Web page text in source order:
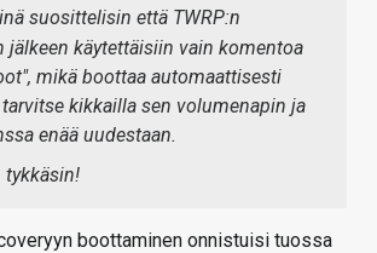
suosittelisin että TWRP:n
jälkeen käytettäisiin vain komentoa
mikä boottaa automaattisesti
tarvitse kikkailla sen volumenapin ja
enää uudestaan.
tykkäsin!
boottaminen onnistuisi tuossa